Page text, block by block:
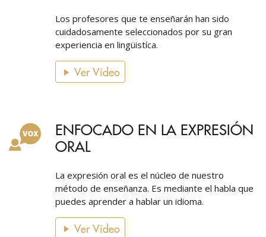
Los profesores que te enseñarán han sido
cuidadosamente seleccionados por su gran
experiencia en lingüistíca.
Ver Vídeo
ENFOCADO EN LA EXPRESIÓN
ORAL
La expresión oral es el núcleo de nuestro
método de enseñanza. Es mediante el habla que
puedes aprender a hablar un idioma.
Ver Vídeo